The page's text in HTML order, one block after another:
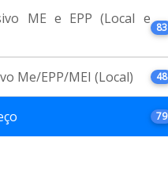
ME e EPP (Local e
83
Me/EPP/MEI (Local) 48
79